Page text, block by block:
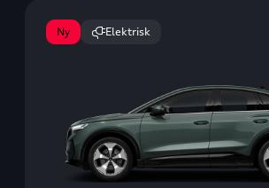
Ny Elektrisk